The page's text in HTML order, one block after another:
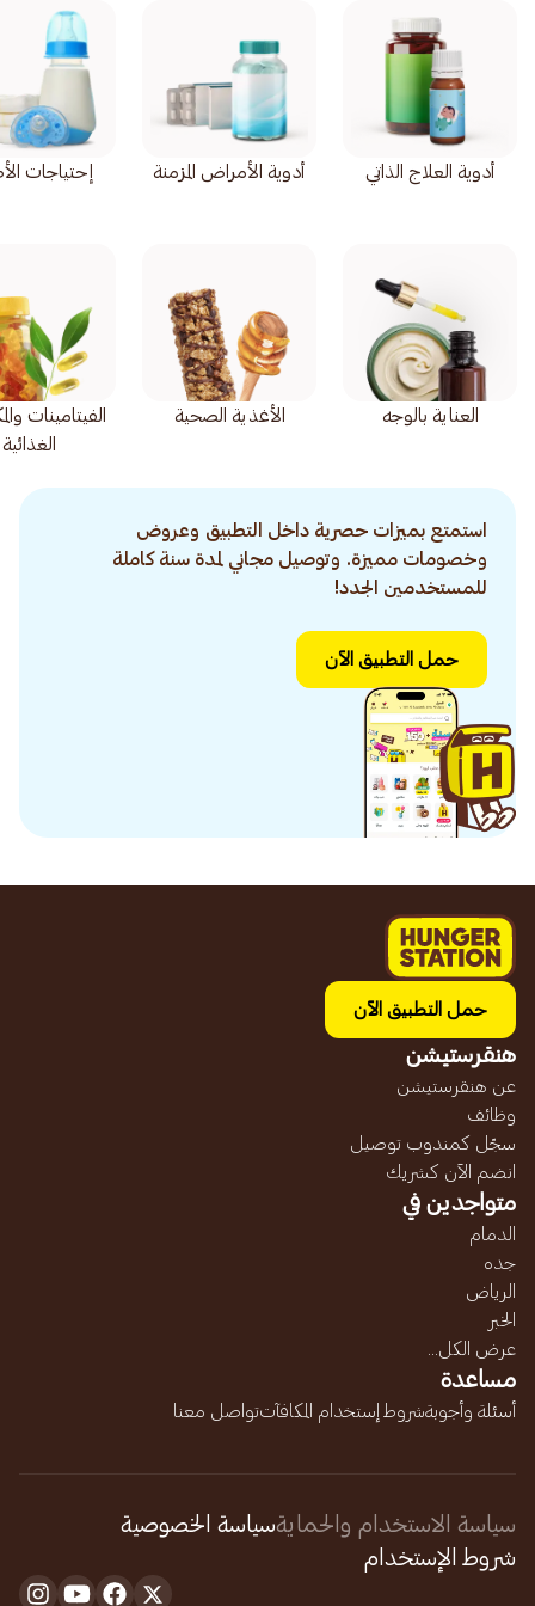
أدوية العلاج الذاتي أدوية الأمراض المزمنة إحتياجات
العناية بالوجه الأغذية الصحية
الفيتامينات
الغذائية
استمتع بميزات حصرية داخل التطبيق وعروض
وخصومات مميزة. وتوصيل مجاني لمدة سنة كاملة
للمستخدمين الجدد!
حمل التطبيق الآن
حمل التطبيق الآن
هنقرستيشن
عن هنقرستيشن
وظائف
سجّل كمندوب توصيل
انضم الآن كشريك
متواجدين في
الدمام
جده
الرياض
الخبر
عرض الكل...
مساعدة
أسئلة وأجوبةشروط إستخدام المكافآتتواصل معنا
سياسة الاستخدام والحمايةسياسة الخصوصية
شروط الإستخدام